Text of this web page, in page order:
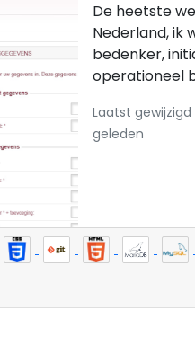
De heetste
Nederland, ik
bedenker,
operationeel
Laatst
geleden